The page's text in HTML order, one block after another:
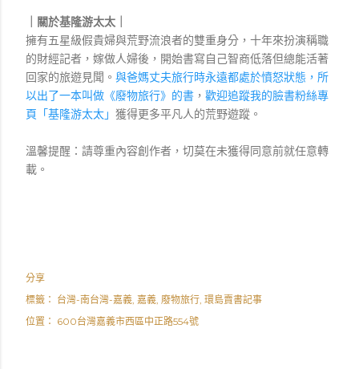
｜關於基隆游太太｜
擁有五星級假貴婦與荒野流浪者的雙重身分，十年來扮演稱職
的財經記者，嫁做人婦後，開始書寫自己智商低落但總能活著
回家的旅遊見聞。 與爸媽丈夫旅行時永遠都處於憤怒狀態，所
以出了一本叫做 《廢物旅行》的書 ， 歡迎追蹤我的臉書粉絲專
頁「基隆游太太」 獲得更多平凡人的荒野遊蹤 。
溫馨提醒：請尊重內容創作者，切莫在未獲得同意前就任意轉
載。
分享
標籤： 台灣-南台灣-嘉義 嘉義 廢物旅行 環島賣書記事
位置： 600台灣嘉義市西區中正路554號